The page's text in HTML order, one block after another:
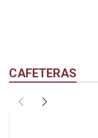
CAFETERAS